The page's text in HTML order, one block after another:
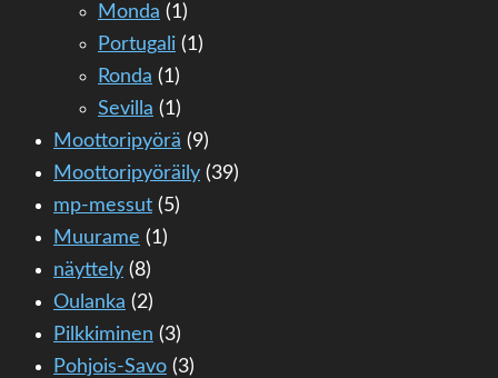
Monda (1)
Portugali (1)
Ronda (1)
Sevilla (1)
Moottoripyörä (9)
Moottoripyöräily (39)
mp-messut (5)
Muurame (1)
näyttely (8)
Oulanka (2)
Pilkkiminen (3)
Pohjois-Savo (3)